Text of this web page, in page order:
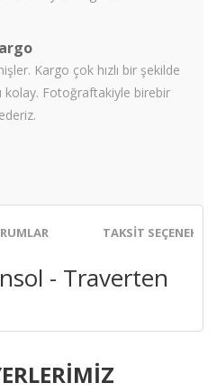
Kargo çok hızlı bir şekilde
Fotoğraftakiyle birebir
TAKSIT
- Traverten
siz yapın!
noktaları öneri formunu